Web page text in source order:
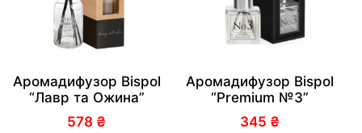
Аромадифузор Bispol
“Лавр та Ожина”
578 ₴
Аромадифузор Bispol
“Premium №3”
345 ₴